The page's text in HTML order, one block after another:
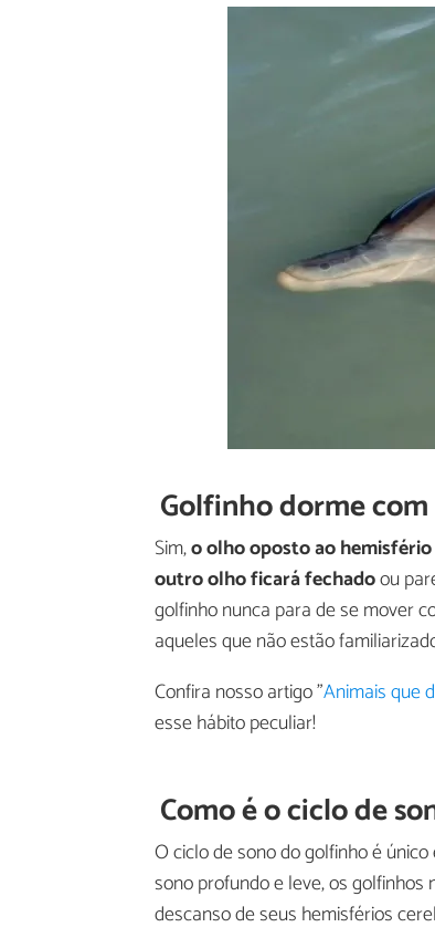
Golfinho dorme
Sim,o olho oposto ao
outro olho ficará fechadoou
golfinho nunca para de se mover
aqueles que não estão
Confira nosso artigo "Animais que
esse hábito peculiar!
Como é o ciclo de
O ciclo de sono do golfinho é
sono profundo e leve, os
descanso de seus hemisférios